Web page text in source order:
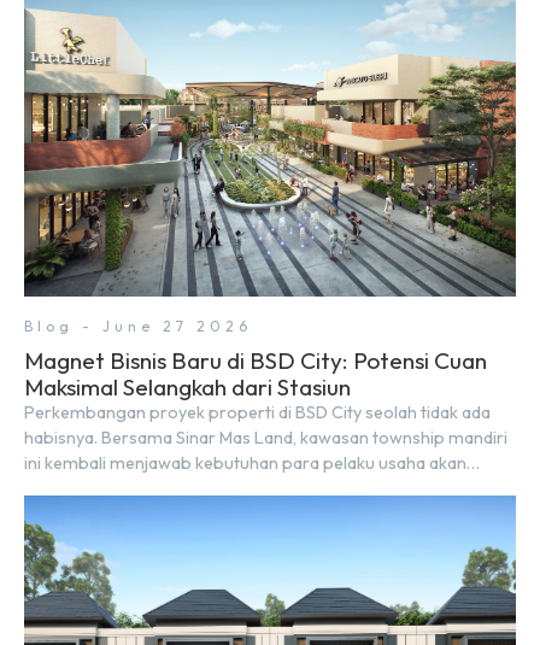
kawasan township terpadu, BSD City terus bertransformasi
menjadi area hunian modern yang sangat mendukung […]
Blog - June 27 2026
Magnet Bisnis Baru di BSD City: Potensi Cuan
Maksimal Selangkah dari Stasiun
Perkembangan proyek properti di BSD City seolah tidak ada
habisnya. Bersama Sinar Mas Land, kawasan township mandiri
ini kembali menjawab kebutuhan para pelaku usaha akan
Alley Walk. Ruko terbaru di BSD City ini datang dengan
keunggulan geografis yang sangat strategis. Letaknya
menempel langsung dengan dua pusat pergerakan massa […]